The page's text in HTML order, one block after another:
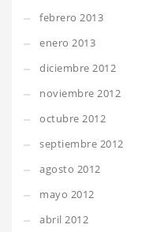
febrero 2013
enero 2013
diciembre 2012
noviembre 2012
octubre 2012
septiembre 2012
agosto 2012
mayo 2012
abril 2012